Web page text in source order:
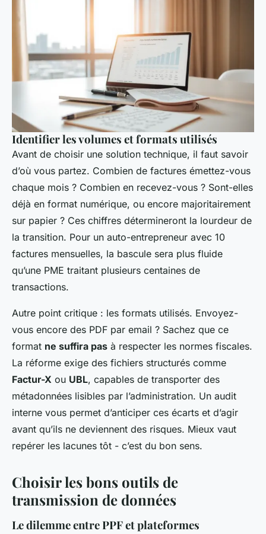
Identifier les volumes et formats utilisés
Avant de choisir une solution technique, il faut savoir
d’où vous partez. Combien de factures émettez-vous
chaque mois ? Combien en recevez-vous ? Sont-elles
déjà en format numérique, ou encore majoritairement
sur papier ? Ces chiffres détermineront la lourdeur de
la transition. Pour un auto-entrepreneur avec 10
factures mensuelles, la bascule sera plus fluide
qu’une PME traitant plusieurs centaines de
transactions.
Autre point critique : les formats utilisés. Envoyez-
vous encore des PDF par email ? Sachez que ce
format ne suffira pas à respecter les normes fiscales.
La réforme exige des fichiers structurés comme
Factur-X ou UBL, capables de transporter des
métadonnées lisibles par l’administration. Un audit
interne vous permet d’anticiper ces écarts et d’agir
avant qu’ils ne deviennent des risques. Mieux vaut
repérer les lacunes tôt - c’est du bon sens.
Choisir les bons outils de
transmission de données
Le dilemme entre PPF et plateformes